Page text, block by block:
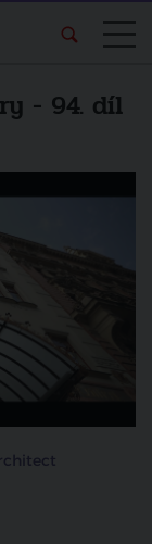
- 94. díl
video
Pražského